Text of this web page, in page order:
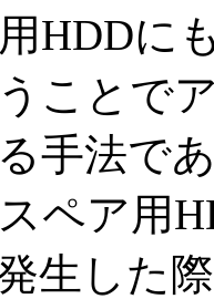
HDDに
ことで
手法で
ペア用
生した